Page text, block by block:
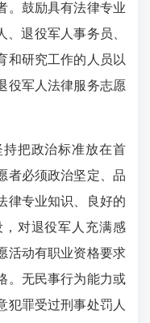
。鼓励具有法律专业
退役军人事务员、
和研究工作的人员以
役军人法律服务志愿
把政治标准放在首
者必须政治坚定、品
律专业知识、良好的
对退役军人充满感
活动有职业资格要求
。无民事行为能力或
犯罪受过刑事处罚人